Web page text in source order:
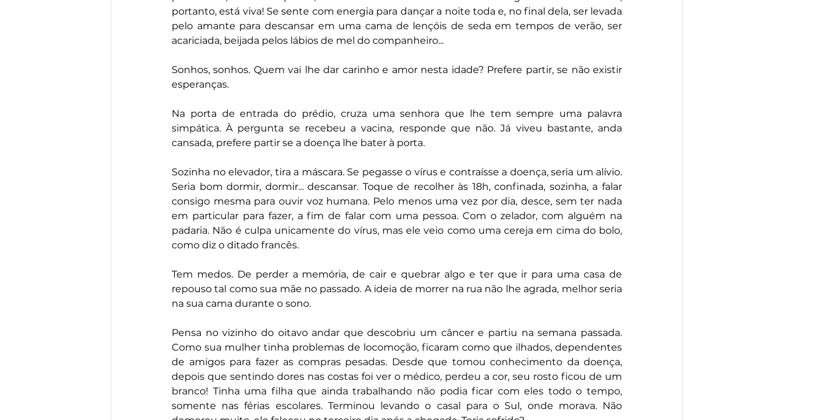
portanto, está viva! Se sente com energia para dançar a noite toda e, no final dela, ser levada
pelo amante para descansar em uma cama de lençóis de seda em tempos de verão, ser
acariciada, beijada pelos lábios de mel do companheiro...
Sonhos, sonhos. Quem vai lhe dar carinho e amor nesta idade? Prefere partir, se não existir
esperanças.
Na porta de entrada do prédio, cruza uma senhora que lhe tem sempre uma palavra
simpática. À pergunta se recebeu a vacina, responde que não. Já viveu bastante, anda
cansada, prefere partir se a doença lhe bater à porta.
Sozinha no elevador, tira a máscara. Se pegasse o vírus e contraísse a doença, seria um alívio.
Seria bom dormir, dormir... descansar. Toque de recolher às 18h, confinada, sozinha, a falar
consigo mesma para ouvir voz humana. Pelo menos uma vez por dia, desce, sem ter nada
em particular para fazer, a fim de falar com uma pessoa. Com o zelador, com alguém na
padaria. Não é culpa unicamente do vírus, mas ele veio como uma cereja em cima do bolo,
como diz o ditado francês.
Tem medos. De perder a memória, de cair e quebrar algo e ter que ir para uma casa de
repouso tal como sua mãe no passado. A ideia de morrer na rua não lhe agrada, melhor seria
na sua cama durante o sono.
Pensa no vizinho do oitavo andar que descobriu um câncer e partiu na semana passada.
Como sua mulher tinha problemas de locomoção, ficaram como que ilhados, dependentes
de amigos para fazer as compras pesadas. Desde que tomou conhecimento da doença,
depois que sentindo dores nas costas foi ver o médico, perdeu a cor, seu rosto ficou de um
branco! Tinha uma filha que ainda trabalhando não podia ficar com eles todo o tempo,
somente nas férias escolares. Terminou levando o casal para o Sul, onde morava. Não